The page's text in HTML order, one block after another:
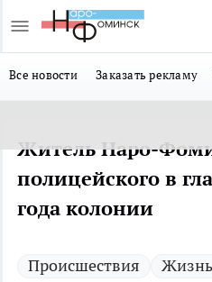
Все новости Заказать рекламу
Житель Наро-
полицейского в
года колонии
Происшествия Жизнь